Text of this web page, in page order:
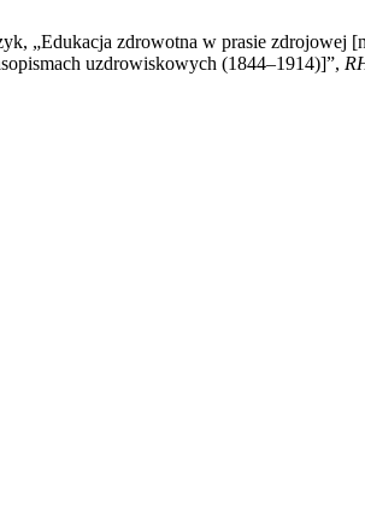
„Edukacja zdrowotna w prasie zdrojowej
uzdrowiskowych (1844–1914)]”,